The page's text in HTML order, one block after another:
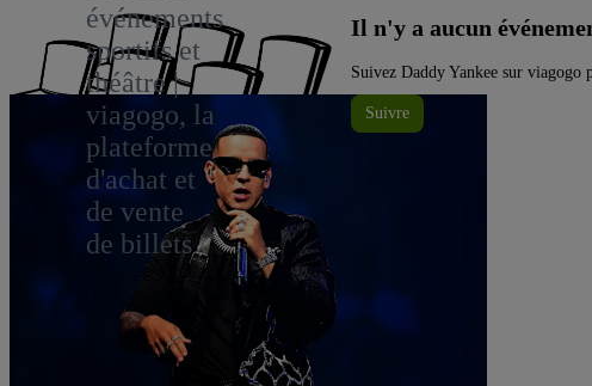
événements
sportifs et
théâtre |
viagogo, la
plateforme
d'achat et
de vente
de billets
Il n'y a aucun
Suivez Daddy Yankee sur viagogo
Suivre